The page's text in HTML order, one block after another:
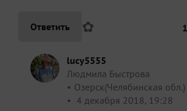
Ответить ✿ 1
lucy5555
Людмила Быстрова
Озерск(Челябинская обл.)
4 декабря 2018, 19:28